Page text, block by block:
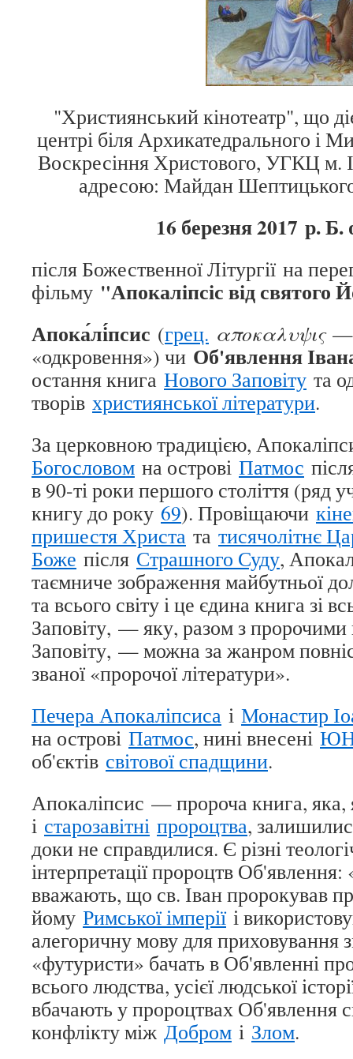
"Християнський кінотеатр", що
центрі біля Архикатедрального і
Воскресіння Христового, УГКЦ м.
адресою: Майдан
16 березня 2017 р. Б.
після Божественної Літургії на
фільму "Апокаліпсіс від
Апока́лі́псис (грец. αποκαλυψις—
«одкровення») чи Об'явлення
остання книга Нового Заповіту та
творів християнської літератури.
За церковною традицією,
Богословом на острові Патмос
в 90-ті роки першого століття (ряд
книгу до року 69). Провіщаючи
пришестя Христа та тисячолітнє
Боже після Страшного Суду,
таємниче зображення майбутньої
та всього світу і це єдина книга зі
Заповіту, — яку, разом з
Заповіту, — можна за жанром
званої «пророчої літератури».
Печера Апокаліпсиса і Монастир
на острові Патмос, нині внесені
об'єктів світової спадщини.
Апокаліпсис — пророча книга, яка,
і старозавітні пророцтва,
доки не справдилися. Є різні
інтерпретації пророцтв Об'явлення:
вважають, що св. Іван пророкував
йому Римської імперіїі
алегоричну мову для приховування
«футуристи» бачать в Об'явленні
всього людства, усієї людської
вбачають у пророцтвах Об'явлення
конфлікту між Добром і Злом.